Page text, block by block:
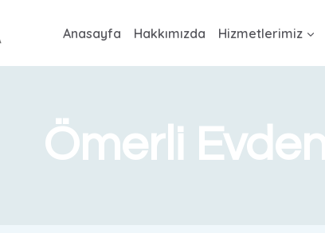
Anasayfa Hakkımızda Hizmetlerimiz
Ömerli